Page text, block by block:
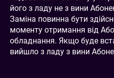
його з ладу не з вини
Заміна повинна бути
моменту отримання від
обладнання. Якщо буде
вийшло з ладу з вини